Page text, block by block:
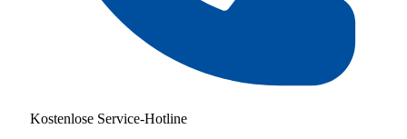
Kostenlose Service-Hotline